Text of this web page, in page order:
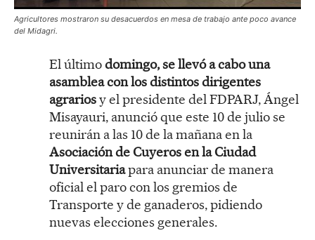
Agricultores mostraron su desacuerdos en mesa de trabajo ante poco avance
del Midagri.
El últimodomingo, se llevó a cabo una
asamblea con los distintos dirigentes
agrariosy el presidente del FDPARJ, Ángel
Misayauri, anunció que este 10 de julio se
reunirán a las 10 de la mañana en la
Asociación de Cuyeros en la Ciudad
Universitariapara anunciar de manera
oficial el paro con los gremios de
Transporte y de ganaderos, pidiendo
nuevas elecciones generales.